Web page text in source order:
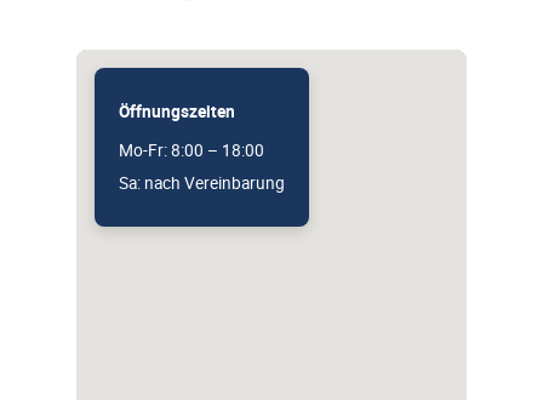
Öffnungszeiten
Mo-Fr: 8:00 – 18:00
Sa: nach Vereinbarung